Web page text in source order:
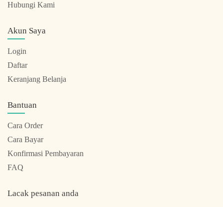
Hubungi Kami
Akun Saya
Login
Daftar
Keranjang Belanja
Bantuan
Cara Order
Cara Bayar
Konfirmasi Pembayaran
FAQ
Lacak pesanan anda